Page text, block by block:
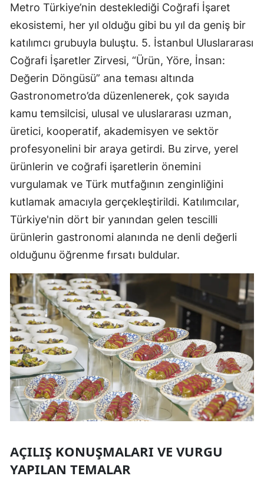
Metro Türkiye’nin desteklediği Coğrafi İşaret
ekosistemi, her yıl olduğu gibi bu yıl da geniş bir
katılımcı grubuyla buluştu. 5. İstanbul Uluslararası
Coğrafi İşaretler Zirvesi, “Ürün, Yöre, İnsan:
Değerin Döngüsü” ana teması altında
Gastronometro’da düzenlenerek, çok sayıda
kamu temsilcisi, ulusal ve uluslararası uzman,
üretici, kooperatif, akademisyen ve sektör
profesyonelini bir araya getirdi. Bu zirve, yerel
ürünlerin ve coğrafi işaretlerin önemini
vurgulamak ve Türk mutfağının zenginliğini
kutlamak amacıyla gerçekleştirildi. Katılımcılar,
Türkiye'nin dört bir yanından gelen tescilli
ürünlerin gastronomi alanında ne denli değerli
olduğunu öğrenme fırsatı buldular.
AÇILIŞ KONUŞMALARI VE VURGU
YAPILAN TEMALAR